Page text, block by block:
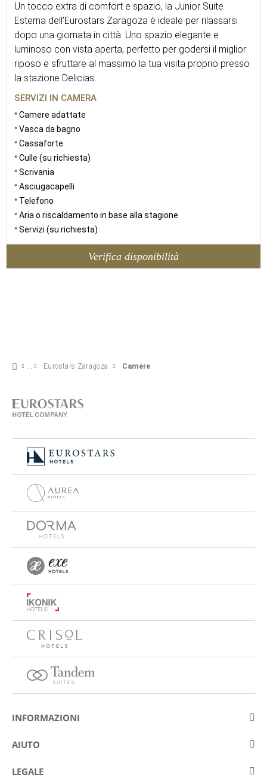
Un tocco extra di comfort e spazio, la Junior Suite
Esterna dell’Eurostars Zaragoza è ideale per rilassarsi
dopo una giornata in città. Uno spazio elegante e
luminoso con vista aperta, perfetto per godersi il miglior
riposo e sfruttare al massimo la tua visita proprio presso
la stazione Delicias.
SERVIZI IN CAMERA
Camere adattate
Vasca da bagno
Cassaforte
Culle (su richiesta)
Scrivania
Asciugacapelli
Telefono
Aria o riscaldamento in base alla stagione
Servizi (su richiesta)
Verifica disponibilità
Eurostars Zaragoza Camere
INFORMAZIONI
Su Eurostars Hotel Company
AIUTO
Contattare
LEGALE